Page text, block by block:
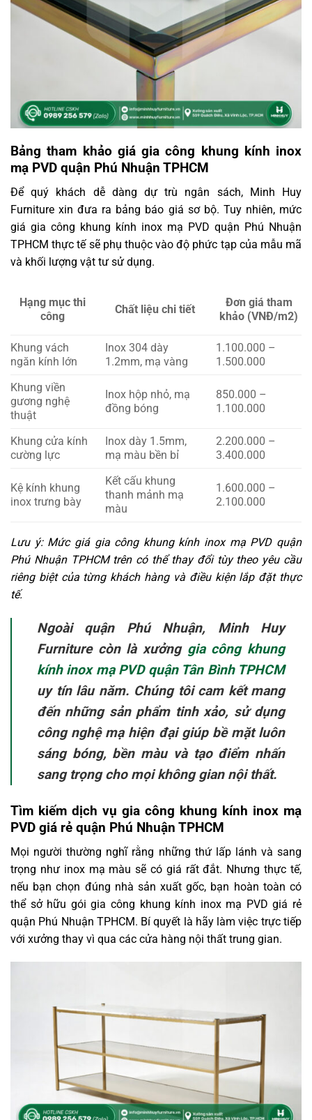
Bảng tham khảo giá gia công khung kính inox
mạ PVD quận Phú Nhuận TPHCM
Để quý khách dễ dàng dự trù ngân sách, Minh Huy
Furniture xin đưa ra bảng báo giá sơ bộ. Tuy nhiên, mức
giá gia công khung kính inox mạ PVD quận Phú Nhuận
TPHCM thực tế sẽ phụ thuộc vào độ phức tạp của mẫu mã
và khối lượng vật tư sử dụng.
Hạng mục thi
công
Chất liệu chi tiết
Đơn giá tham
khảo (VNĐ/m2)
Khung vách
ngăn kính lớn
Inox 304 dày
1.2mm, mạ vàng
1.100.000 –
1.500.000
Khung viền
gương nghệ
thuật
Inox hộp nhỏ, mạ
đồng bóng
850.000 –
1.100.000
Khung cửa kính
cường lực
Inox dày 1.5mm,
mạ màu bền bỉ
2.200.000 –
3.400.000
Kệ kính khung
inox trưng bày
Kết cấu khung
thanh mảnh mạ
màu
1.600.000 –
2.100.000
Lưu ý: Mức giá gia công khung kính inox mạ PVD quận
Phú Nhuận TPHCM trên có thể thay đổi tùy theo yêu cầu
riêng biệt của từng khách hàng và điều kiện lắp đặt thực
tế.
Ngoài quận Phú Nhuận, Minh Huy
Furniture còn là xưởng gia công khung
kính inox mạ PVD quận Tân Bình TPHCM
uy tín lâu năm. Chúng tôi cam kết mang
đến những sản phẩm tinh xảo, sử dụng
công nghệ mạ hiện đại giúp bề mặt luôn
sáng bóng, bền màu và tạo điểm nhấn
sang trọng cho mọi không gian nội thất.
Tìm kiếm dịch vụ gia công khung kính inox mạ
PVD giá rẻ quận Phú Nhuận TPHCM
Mọi người thường nghĩ rằng những thứ lấp lánh và sang
trọng như inox mạ màu sẽ có giá rất đắt. Nhưng thực tế,
nếu bạn chọn đúng nhà sản xuất gốc, bạn hoàn toàn có
thể sở hữu gói gia công khung kính inox mạ PVD giá rẻ
quận Phú Nhuận TPHCM. Bí quyết là hãy làm việc trực tiếp
với xưởng thay vì qua các cửa hàng nội thất trung gian.